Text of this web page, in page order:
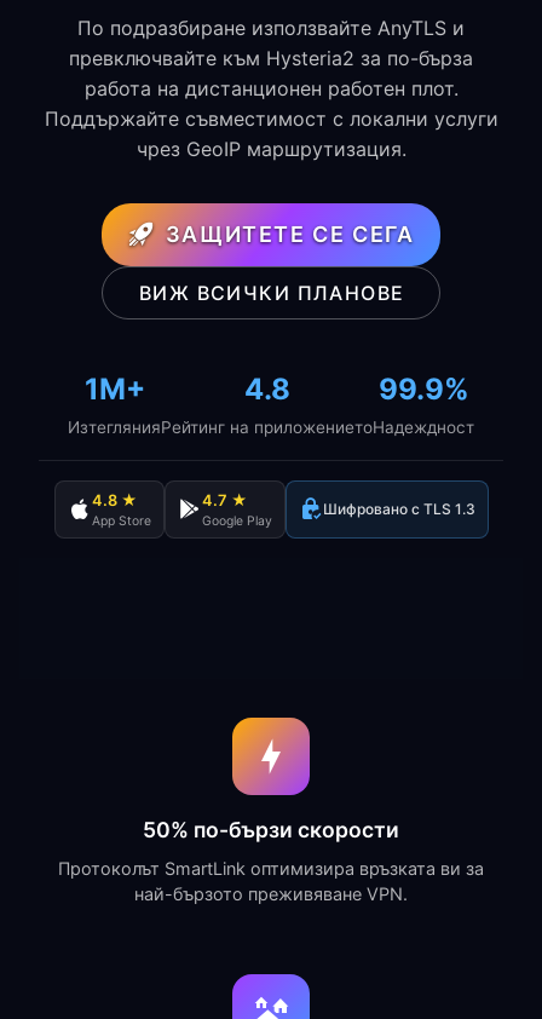
По подразбиране използвайте AnyTLS и
превключвайте към Hysteria2 за по-бърза
работа на дистанционен работен плот.
Поддържайте съвместимост с локални услуги
чрез GeoIP маршрутизация.
ЗАЩИТЕТЕ СЕ СЕГА
ВИЖ ВСИЧКИ ПЛАНОВЕ
1M+
Изтегляния
4.8
Рейтинг на приложението
99.9%
Надеждност
4.8 ★
App Store
4.7 ★
Google Play
Шифровано с TLS 1.3
50% по-бързи скорости
Протоколът SmartLink оптимизира връзката ви за
най-бързото преживяване VPN.